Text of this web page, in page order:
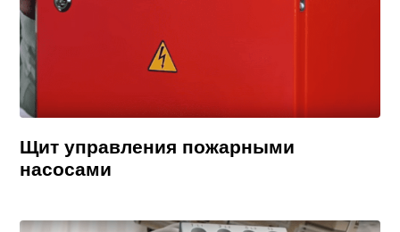
Щит управления пожарными
насосами